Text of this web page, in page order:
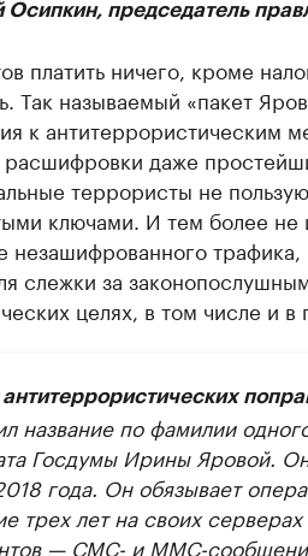
председатель
платить ничего, кроме
Так называемый «пакет
к антитеррористическим
даже
террористы не
ключами. И тем более не
незашифрованного
слежки за
целях, в том числе и в
название по фамилии
Госдумы Ирины Яровой.
года. Он обязывает
трех лет на своих
— СМС- и ММС-